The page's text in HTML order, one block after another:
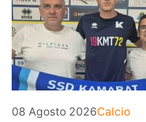
08 Agosto 2026Categorie
Calcio